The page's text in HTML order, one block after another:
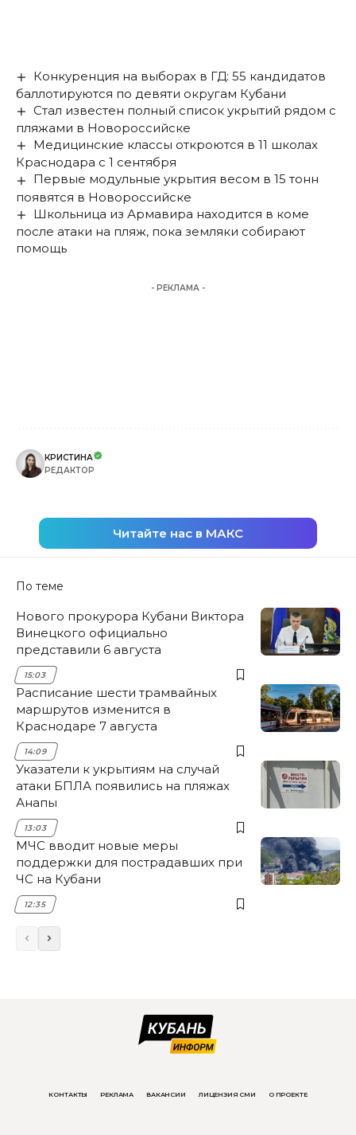
Конкуренция на выборах в ГД: 55 кандидатов
баллотируются по девяти округам Кубани
Стал известен полный список укрытий рядом с
пляжами в Новороссийске
Медицинские классы откроются в 11 школах
Краснодара с 1 сентября
Первые модульные укрытия весом в 15 тонн
появятся в Новороссийске
Школьница из Армавира находится в коме
после атаки на пляж, пока земляки собирают
помощь
- РЕКЛАМА -
КРИСТИНА
РЕДАКТОР
Читайте нас в МАКС
По теме
Нового прокурора Кубани Виктора
Винецкого официально
представили 6 августа
15:03
Расписание шести трамвайных
маршрутов изменится в
Краснодаре 7 августа
14:09
Указатели к укрытиям на случай
атаки БПЛА появились на пляжах
Анапы
13:03
МЧС вводит новые меры
поддержки для пострадавших при
ЧС на Кубани
12:35
КОНТАКТЫ РЕКЛАМА ВАКАНСИИ ЛИЦЕНЗИЯ СМИ О ПРОЕКТЕ